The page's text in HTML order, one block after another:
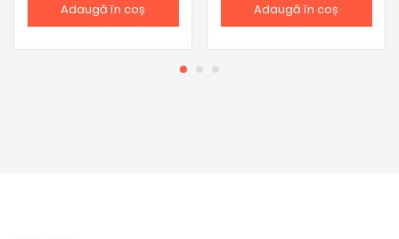
Adaugă în coș Adaugă în coș